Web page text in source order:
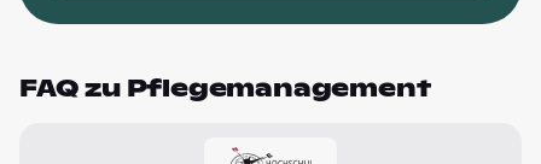
FAQ zu Pflegemanagement